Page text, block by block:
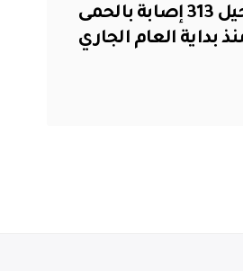
الصحة تعلن تسجيل 313 إصابة بالحمى